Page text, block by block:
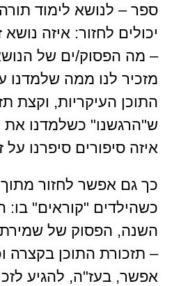
ספר – לנושא לימוד תורה
יכולים לחזור: איזה
– מה הפסוק/ים של
מזכיר לנו ממה שלמדנו
התוכן העיקריות, וקצת
ש"הרגשנו" כשלמדנו את
איזה סיפורים סיפרנו על
כך גם אפשר לחזור
כשהילדים "קוראים"
השנה, הפסוק של שמירת
– תזכורת התוכן בקצרה
אפשר, בעז"ה, להגיע